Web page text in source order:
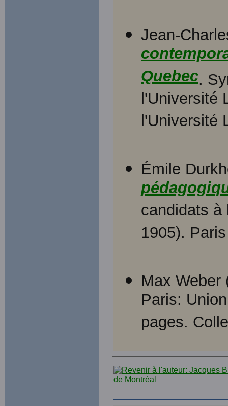
Jean-
Quebec.
l'Université
l'Université
Émile
candidats à
1905).
Max Weber
Paris:
pages.